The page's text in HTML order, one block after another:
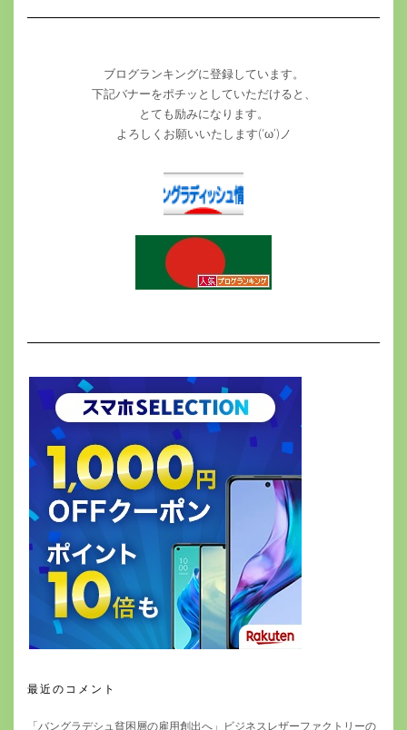
ブログランキングに登録しています。
下記バナーをポチッとしていただけると、
とても励みになります。
よろしくお願いいたします(‘ω’)ノ
最近のコメント
「バングラデシュ貧困層の雇用創出へ」ビジネスレザーファクトリーの